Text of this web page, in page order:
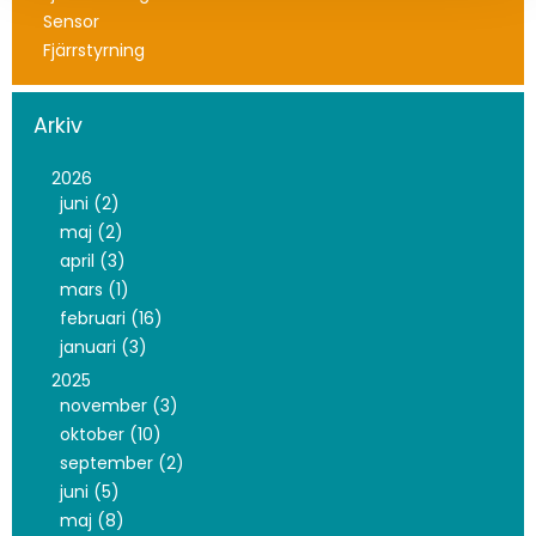
Sensor
Fjärrstyrning
Arkiv
2026
juni (2)
maj (2)
april (3)
mars (1)
februari (16)
januari (3)
2025
november (3)
oktober (10)
september (2)
juni (5)
maj (8)